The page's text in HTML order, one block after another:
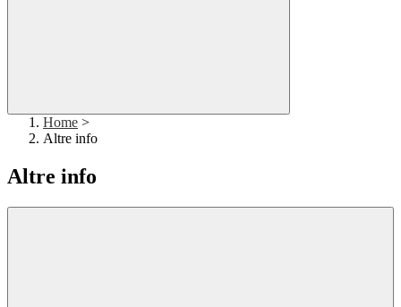
Home >
Altre info
Altre info